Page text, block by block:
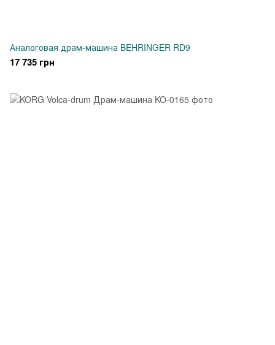
Аналоговая драм-машина BEHRINGER RD9
17 735 грн